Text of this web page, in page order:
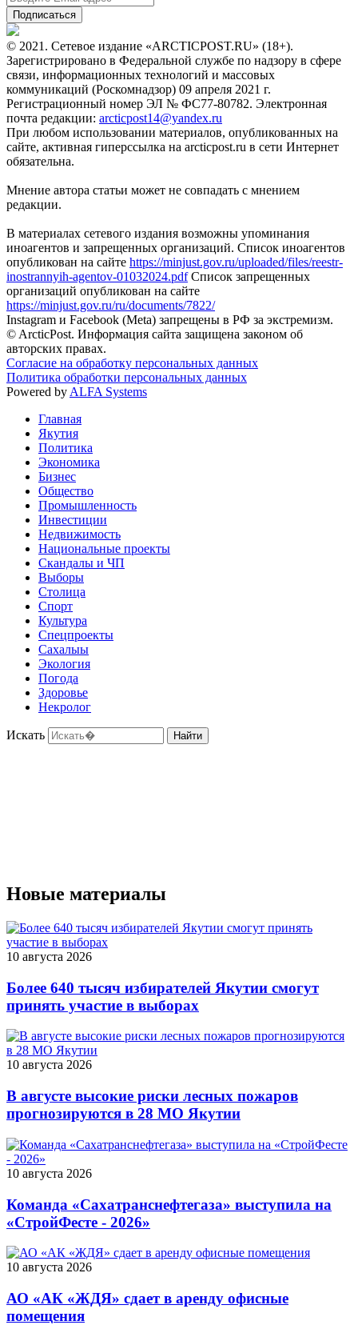
© 2021. Сетевое издание «ARCTICPOST.RU» (18+).
Зарегистрировано в Федеральной службе по надзору в сфере
связи, информационных технологий и массовых
коммуникаций (Роскомнадзор) 09 апреля 2021 г.
Регистрационный номер ЭЛ № ФС77-80782. Электронная
почта редакции: arcticpost14@yandex.ru
При любом использовании материалов, опубликованных на
сайте, активная гиперссылка на arcticpost.ru в сети Интернет
обязательна.
Мнение автора статьи может не совпадать с мнением
редакции.
В материалах сетевого издания возможны упоминания
иноагентов и запрещенных организаций. Список иноагентов
опубликован на сайте https://minjust.gov.ru/uploaded/files/reestr-
inostrannyih-agentov-01032024.pdfСписок запрещенных
организаций опубликован на сайте
https://minjust.gov.ru/ru/documents/7822/
Instagram и Facebook (Metа) запрещены в РФ за экстремизм.
© ArcticPost. Информация сайта защищена законом об
авторских правах.
Согласие на обработку персональных данных
Политика обработки персональных данных
Powered by ALFA Systems
Главная
Якутия
Политика
Экономика
Бизнес
Общество
Промышленность
Инвестиции
Недвижимость
Национальные проекты
Скандалы и ЧП
Выборы
Столица
Спорт
Культура
Спецпроекты
Сахалыы
Экология
Погода
Здоровье
Некролог
Искать Найти
Новые материалы
10 августа 2026
Более 640 тысяч избирателей Якутии смогут
принять участие в выборах
10 августа 2026
В августе высокие риски лесных пожаров
прогнозируются в 28 МО Якутии
10 августа 2026
Команда «Сахатранснефтегаза» выступила на
«СтройФесте - 2026»
10 августа 2026
АО «АК «ЖДЯ» сдает в аренду офисные
помещения